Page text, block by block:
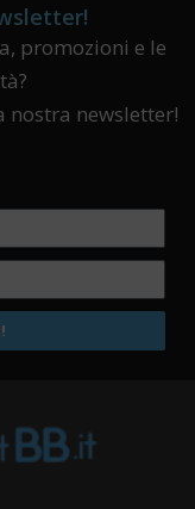
promozioni e le
nostra newsletter!